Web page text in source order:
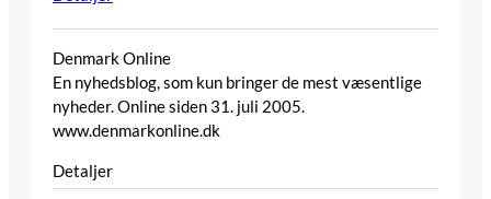
Denmark Online
En nyhedsblog, som kun bringer de mest væsentlige
nyheder. Online siden 31. juli 2005.
www.denmarkonline.dk
Detaljer